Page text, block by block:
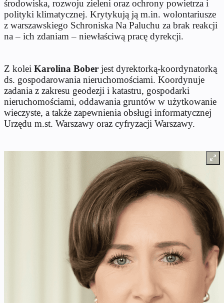
środowiska, rozwoju zieleni oraz ochrony powietrza i
polityki klimatycznej. Krytykują ją m.in. wolontariusze
z warszawskiego Schroniska Na Paluchu za brak reakcji
na – ich zdaniam – niewłaściwą pracę dyrekcji.
Z kolei Karolina Bober jest dyrektorką-koordynatorką
ds. gospodarowania nieruchomościami. Koordynuje
zadania z zakresu geodezji i katastru, gospodarki
nieruchomościami, oddawania gruntów w użytkowanie
wieczyste, a także zapewnienia obsługi informatycznej
Urzędu m.st. Warszawy oraz cyfryzacji Warszawy.